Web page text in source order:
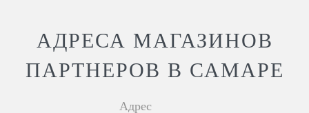
АДРЕСА МАГАЗИНОВ
ПАРТНЕРОВ В САМАРЕ
Адрес